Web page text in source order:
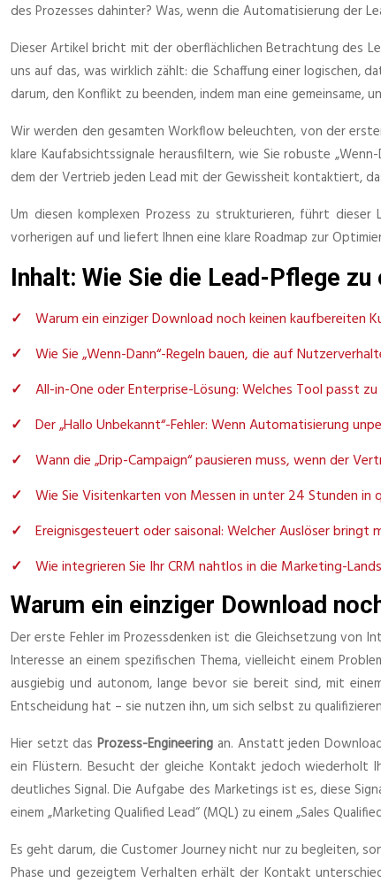
des Prozesses dahinter? Was, wenn die Automatisierung der
Dieser Artikel bricht mit der oberflächlichen Betrachtung des
uns auf das, was wirklich zählt: die Schaffung einer logischen,
darum, den Konflikt zu beenden, indem man eine
Wir werden den gesamten Workflow beleuchten, von der
klare Kaufabsichtssignale herausfiltern, wie Sie robuste
dem der Vertrieb jeden Lead mit der Gewissheit kontaktiert,
Um diesen komplexen Prozess zu strukturieren, führt
vorherigen auf und liefert Ihnen eine klare Roadmap zur
Inhalt: Wie Sie die Lead-Pflege
Warum ein einziger Download noch keinen kaufbereiten
Wie Sie „Wenn-Dann“-Regeln bauen, die auf
All-in-One oder Enterprise-Lösung: Welches Tool passt
Der „Hallo Unbekannt“-Fehler: Wenn Automatisierung
Wann die „Drip-Campaign“ pausieren muss, wenn der
Wie Sie Visitenkarten von Messen in unter 24 Stunden in
Ereignisgesteuert oder saisonal: Welcher Auslöser bringt
Wie integrieren Sie Ihr CRM nahtlos in die Marketing-
Warum ein einziger Download
Der erste Fehler im Prozessdenken ist die Gleichsetzung von
Interesse an einem spezifischen Thema, vielleicht einem
ausgiebig und autonom, lange bevor sie bereit sind, mit
Entscheidung hat – sie nutzen ihn, um sich selbst zu
Hier setzt dasProzess-Engineering an. Anstatt jeden
ein Flüstern. Besucht der gleiche Kontakt jedoch wiederholt
deutliches Signal. Die Aufgabe des Marketings ist es, diese
einem „Marketing Qualified Lead“ (MQL) zu einem „Sales
Es geht darum, die Customer Journey nicht nur zu begleiten,
Phase und gezeigtem Verhalten erhält der Kontakt